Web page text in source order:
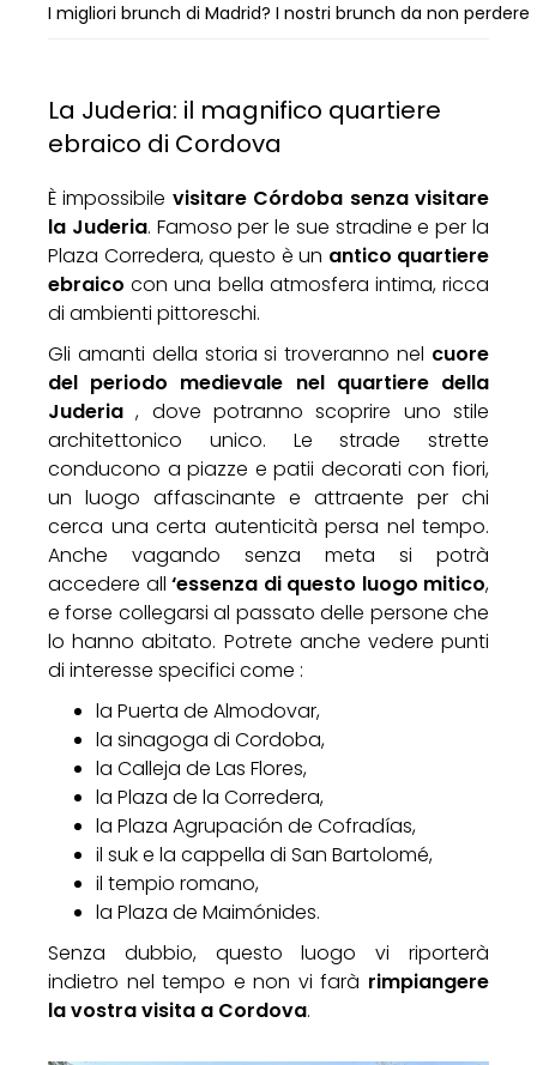
I migliori brunch di Madrid? I nostri brunch da non perdere
La Juderia: il magnifico quartiere
ebraico di Cordova
È impossibile visitare Córdoba senza visitare
la Juderia. Famoso per le sue stradine e per la
Plaza Corredera, questo è un antico quartiere
ebraico con una bella atmosfera intima, ricca
di ambienti pittoreschi.
Gli amanti della storia si troveranno nel cuore
del periodo medievale nel quartiere della
Juderia, dove potranno scoprire uno stile
architettonico unico. Le strade strette
conducono a piazze e patii decorati con fiori,
un luogo affascinante e attraente per chi
cerca una certa autenticità persa nel tempo.
Anche vagando senza meta si potrà
accedere all ‘essenza di questo luogo mitico,
e forse collegarsi al passato delle persone che
lo hanno abitato. Potrete anche vedere punti
di interesse specifici come :
la Puerta de Almodovar,
la sinagoga di Cordoba,
la Calleja de Las Flores,
la Plaza de la Corredera,
la Plaza Agrupación de Cofradías,
il suk e la cappella di San Bartolomé,
il tempio romano,
la Plaza de Maimónides.
Senza dubbio, questo luogo vi riporterà
indietro nel tempo e non vi farà rimpiangere
la vostra visita a Cordova.